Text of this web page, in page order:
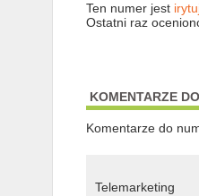
Ten numer jest
Ostatni raz
KOMENTARZE
Komentarze do
Telemarketing